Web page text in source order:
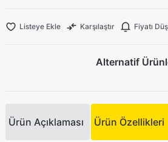
Listeye Ekle Karşılaştır Fiyatı
Alternatif
Ürün Açıklaması Ürün Özellikleri